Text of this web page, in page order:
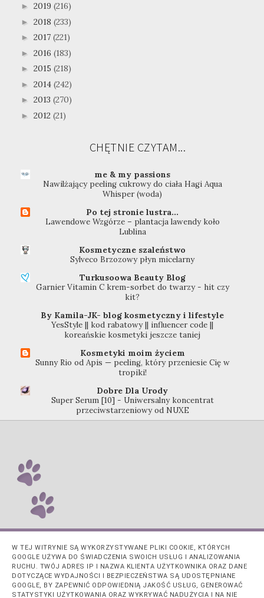
► 2019 (216)
► 2018 (233)
► 2017 (221)
► 2016 (183)
► 2015 (218)
► 2014 (242)
► 2013 (270)
► 2012 (21)
CHĘTNIE CZYTAM...
me & my passions
Nawilżający peeling cukrowy do ciała Hagi Aqua
Whisper (woda)
Po tej stronie lustra...
Lawendowe Wzgórze – plantacja lawendy koło
Lublina
Kosmetyczne szaleństwo
Sylveco Brzozowy płyn micelarny
Turkusoowa Beauty Blog
Garnier Vitamin C krem-sorbet do twarzy - hit czy
kit?
By Kamila-JK- blog kosmetyczny i lifestyle
YesStyle || kod rabatowy || influencer code ||
koreańskie kosmetyki jeszcze taniej
Kosmetyki moim życiem
Sunny Rio od Apis — peeling, który przeniesie Cię w
tropiki!
Dobre Dla Urody
Super Serum [10] - Uniwersalny koncentrat
przeciwstarzeniowy od NUXE
W TEJ WITRYNIE SĄ WYKORZYSTYWANE PLIKI COOKIE, KTÓRYCH
GOOGLE UŻYWA DO ŚWIADCZENIA SWOICH USŁUG I ANALIZOWANIA
RUCHU. TWÓJ ADRES IP I NAZWA KLIENTA UŻYTKOWNIKA ORAZ DANE
DOTYCZĄCE WYDAJNOŚCI I BEZPIECZEŃSTWA SĄ UDOSTĘPNIANE
GOOGLE, BY ZAPEWNIĆ ODPOWIEDNIĄ JAKOŚĆ USŁUG, GENEROWAĆ
STATYSTYKI UŻYTKOWANIA ORAZ WYKRYWAĆ NADUŻYCIA I NA NIE